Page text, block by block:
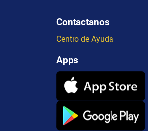
Contactanos
Centro de Ayuda
Apps